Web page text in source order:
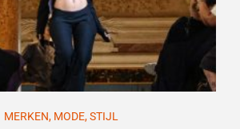
MERKEN, MODE,STIJL